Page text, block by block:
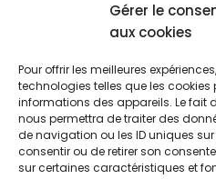
Gérer le
aux cookies
Pour offrir les meilleures
technologies telles que les
informations des appareils. Le fait
nous permettra de traiter des
de navigation ou les ID uniques
consentir ou de retirer son
sur certaines caractéristiques et
Notre mission :
optimiser votre
environnement
professionnel
pour renforcer
les
À propos de
nous
Blog
Ressources
Contact
&